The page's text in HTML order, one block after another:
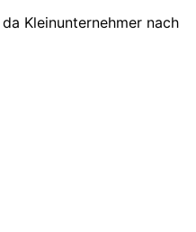
Kleinunternehmer nach